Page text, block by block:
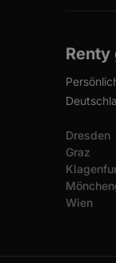
Renty
Dresden
Graz
Wien